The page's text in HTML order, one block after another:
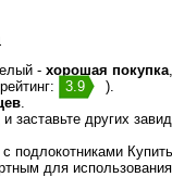
- хорошая покупка
3.9
).
.
и заставьте других
с подлокотниками
для